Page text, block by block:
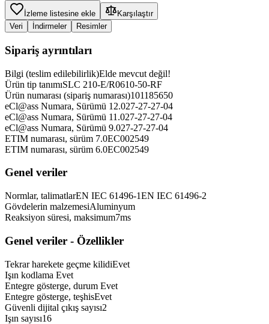
İzleme listesine ekle
Karşılaştır
Veri
İndirmeler Resimler
Sipariş ayrıntıları
Bilgi (teslim edilebilirlik)Elde mevcut değil!
Ürün tip tanımıSLC 210-E/R0610-50-RF
Ürün numarası (sipariş numarası)101185650
eCl@ass Numara, Sürümü 12.027-27-27-04
eCl@ass Numara, Sürümü 11.027-27-27-04
eCl@ass Numara, Sürümü 9.027-27-27-04
ETIM numarası, sürüm 7.0EC002549
ETIM numarası, sürüm 6.0EC002549
Genel veriler
Normlar, talimatlarEN IEC 61496-1EN IEC 61496-2
Gövdelerin malzemesiAluminyum
Reaksiyon süresi, maksimum7ms
Genel veriler - Özellikler
Tekrar harekete geçme kilidiEvet
Işın kodlama Evet
Entegre gösterge, durum Evet
Entegre gösterge, teşhisEvet
Güvenli dijital çıkış sayısı2
Işın sayısı16